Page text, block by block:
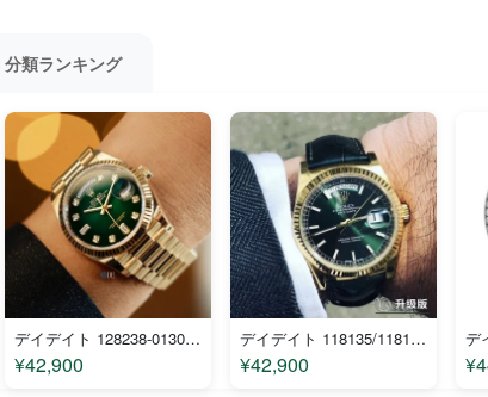
分類ランキング
デイデイト 128238-0130 コピー
¥42,900
デイデイト 118135/118138/118139 コピー
¥42,900